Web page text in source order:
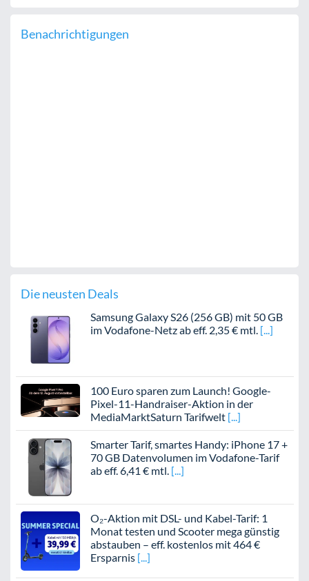
Benachrichtigungen
Die neusten Deals
Samsung Galaxy S26 (256 GB) mit 50 GB
im Vodafone-Netz ab eff. 2,35 € mtl.
100 Euro sparen zum Launch! Google-
Pixel-11-Handraiser-Aktion in der
MediaMarktSaturn Tarifwelt
Smarter Tarif, smartes Handy: iPhone 17 +
70 GB Datenvolumen im Vodafone-Tarif
ab eff. 6,41 € mtl.
O₂-Aktion mit DSL- und Kabel-Tarif: 1
Monat testen und Scooter mega günstig
abstauben – eff. kostenlos mit 464 €
Ersparnis